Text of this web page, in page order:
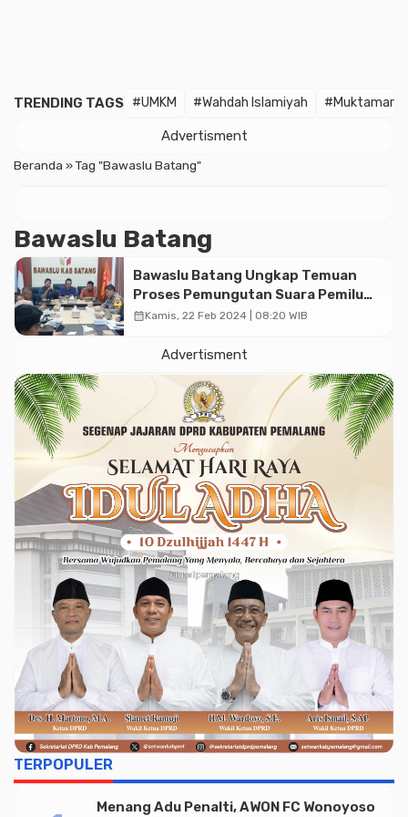
TRENDING TAGS #UMKM #Wahdah Islamiyah #Muktamar
Advertisment
Beranda »Tag "Bawaslu Batang"
Bawaslu Batang
Bawaslu Batang Ungkap Temuan
Proses Pemungutan Suara Pemilu
2024
calendar_monthKamis, 22 Feb 2024 | 08:20 WIB
Advertisment
TERPOPULER
Menang Adu Penalti, AWON FC Wonoyoso